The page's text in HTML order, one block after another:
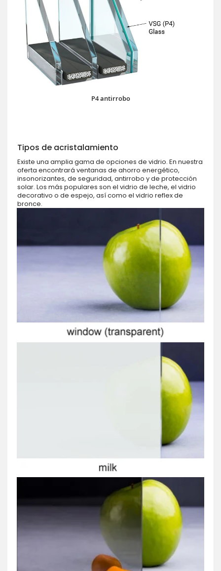
P4 antirrobo
Tipos de acristalamiento
Existe una amplia gama de opciones de vidrio. En nuestra
oferta encontrará ventanas de ahorro energético,
insonorizantes, de seguridad, antirrobo y de protección
solar. Los más populares son el vidrio de leche, el vidrio
decorativo o de espejo, así como el vidrio reflex de
bronce.